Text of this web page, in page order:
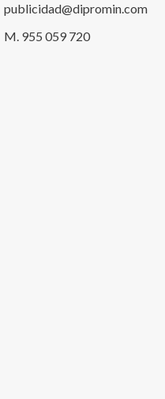
publicidad@dipromin.com
M. 955 059 720